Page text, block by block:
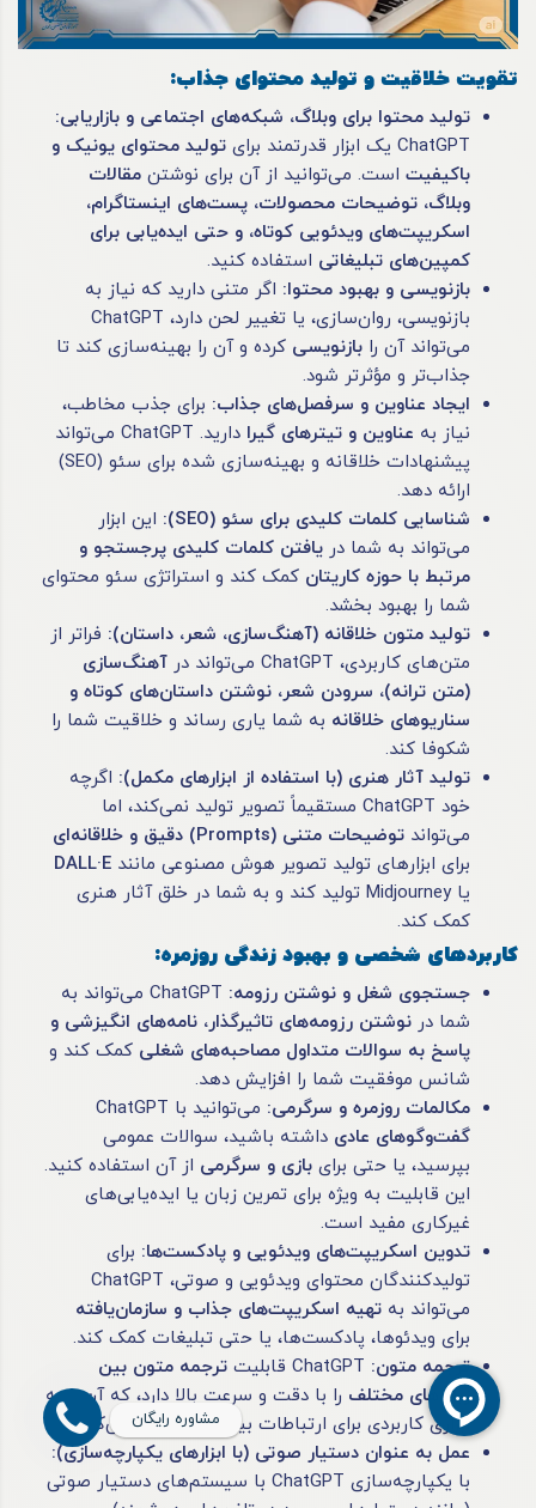
تقویت خلاقیت و تولید محتوای جذاب:
تولید محتوا برای وبلاگ، شبکه‌های اجتماعی و بازاریابی:
ChatGPT یک ابزار قدرتمند برای
تولید محتوای یونیک و
باکیفیت است. می‌توانید از آن برای نوشتن مقالات
وبلاگ، توضیحات محصولات، پست‌های اینستاگرام،
اسکریپت‌های ویدئویی کوتاه، و حتی ایده‌یابی برای
کمپین‌های تبلیغاتی استفاده کنید.
بازنویسی و بهبود محتوا: اگر متنی دارید که نیاز به
بازنویسی، روان‌سازی، یا تغییر لحن دارد، ChatGPT
می‌تواند آن را بازنویسی کرده و آن را بهینه‌سازی کند تا
جذاب‌تر و مؤثرتر شود.
ایجاد عناوین و سرفصل‌های جذاب: برای جذب مخاطب،
نیاز به عناوین و تیترهای گیرا
دارید. ChatGPT می‌تواند
پیشنهادات خلاقانه و بهینه‌سازی شده برای سئو (SEO)
ارائه دهد.
شناسایی کلمات کلیدی برای سئو (SEO):
این ابزار
می‌تواند به شما در یافتن کلمات کلیدی پرجستجو و
مرتبط با حوزه کاریتان کمک کند و استراتژی سئو محتوای
شما را بهبود بخشد.
تولید متون خلاقانه (آهنگ‌سازی، شعر، داستان): فراتر از
متن‌های کاربردی، ChatGPT می‌تواند در
آهنگ‌سازی
(متن ترانه)، سرودن شعر، نوشتن داستان‌های کوتاه و
سناریوهای خلاقانه به شما یاری رساند و خلاقیت شما را
شکوفا کند.
تولید آثار هنری (با استفاده از ابزارهای مکمل): اگرچه
خود ChatGPT مستقیماً تصویر تولید نمی‌کند، اما
می‌تواند توضیحات متنی (Prompts)
دقیق و خلاقانه‌ای
برای ابزارهای تولید تصویر هوش مصنوعی مانند DALL·E
یا Midjourney تولید کند و به شما در خلق آثار هنری
کمک کند.
کاربردهای شخصی و بهبود زندگی روزمره:
جستجوی شغل و نوشتن رزومه:
ChatGPT می‌تواند به
شما در نوشتن رزومه‌های تاثیرگذار، نامه‌های انگیزشی و
پاسخ به سوالات متداول مصاحبه‌های شغلی کمک کند و
شانس موفقیت شما را افزایش دهد.
مکالمات روزمره و سرگرمی: می‌توانید با ChatGPT
گفت‌وگوهای عادی داشته باشید، سوالات عمومی
بپرسید، یا حتی برای بازی و سرگرمی از آن استفاده کنید.
این قابلیت به ویژه برای تمرین زبان یا ایده‌یابی‌های
غیرکاری مفید است.
تدوین اسکریپت‌های ویدئویی و پادکست‌ها: برای
تولیدکنندگان محتوای ویدئویی و صوتی، ChatGPT
می‌تواند به تهیه اسکریپت‌های جذاب و سازمان‌یافته
برای ویدئوها، پادکست‌ها، یا حتی تبلیغات کمک کند.
ترجمه متون:
ترجمه متون بین
زبان‌های مختلف را با دقت و سرعت بالا دارد، که آن را به
ابزاری کاربردی برای ارتباطات بین‌المللی تبدیل می‌کند.
عمل به عنوان دستیار صوتی (با ابزارهای یکپارچه‌سازی):
با یکپارچه‌سازی ChatGPT با سیستم‌های دستیار صوتی
مشاوره رایگان